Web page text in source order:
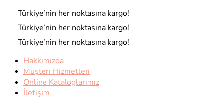
Türkiye’nin her noktasına kargo!
Türkiye’nin her noktasına kargo!
Türkiye’nin her noktasına kargo!
Hakkımızda
Müşteri Hizmetleri
Online Kataloglarımız
İletişim